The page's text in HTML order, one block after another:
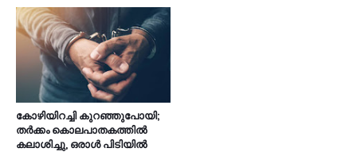
കോഴിയിറച്ചി കുറഞ്ഞുപോയി;
തർക്കം കൊലപാതകത്തിൽ
കലാശിച്ചു, ഒരാൾ പിടിയിൽ